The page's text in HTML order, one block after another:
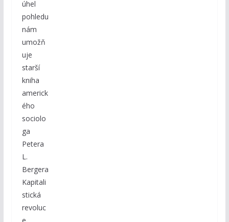
úhel
pohledu
nám
umožň
uje
starší
kniha
americk
ého
sociolo
ga
Petera
L.
Bergera
Kapitali
stická
revoluc